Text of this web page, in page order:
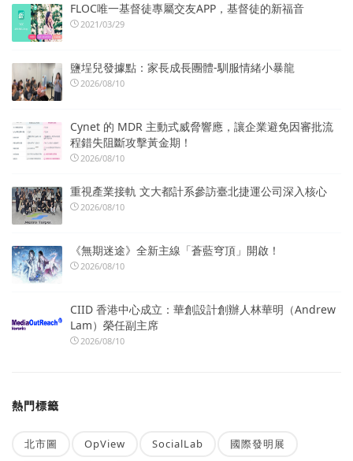
FLOC唯一基督徒專屬交友APP，基督徒的新福音
2021/03/29
鹽埕兒發據點：家長成長團體-馴服情緒小暴龍
2026/08/10
Cynet 的 MDR 主動式威脅響應，讓企業避免因審批流
程錯失阻斷攻擊黃金期！
2026/08/10
重視產業接軌 文大都計系參訪臺北捷運公司深入核心
2026/08/10
《無期迷途》全新主線「蒼藍穹頂」開啟！
2026/08/10
CIID 香港中心成立：華創設計創辦人林華明（Andrew
Lam）榮任副主席
2026/08/10
熱門標籤
北市圖 OpView SocialLab 國際發明展